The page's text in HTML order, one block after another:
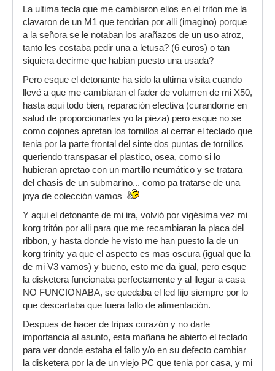
La ultima tecla que me cambiaron ellos en el triton me la
clavaron de un M1 que tendrian por alli (imagino) porque
a la señora se le notaban los arañazos de un uso atroz,
tanto les costaba pedir una a letusa? (6 euros) o tan
siquiera decirme que habian puesto una usada?
Pero esque el detonante ha sido la ultima visita cuando
llevé a que me cambiaran el fader de volumen de mi X50,
hasta aqui todo bien, reparación efectiva (curandome en
salud de proporcionarles yo la pieza) pero esque no se
como cojones apretan los tornillos al cerrar el teclado que
tenia por la parte frontal del sinte dos puntas de tornillos
queriendo transpasar el plastico, osea, como si lo
hubieran apretao con un martillo neumático y se tratara
del chasis de un submarino... como pa tratarse de una
joya de colección vamos
Y aqui el detonante de mi ira, volvió por vigésima vez mi
korg tritón por alli para que me recambiaran la placa del
ribbon, y hasta donde he visto me han puesto la de un
korg trinity ya que el aspecto es mas oscura (igual que la
de mi V3 vamos) y bueno, esto me da igual, pero esque
la disketera funcionaba perfectamente y al llegar a casa
NO FUNCIONABA, se quedaba el led fijo siempre por lo
que descartaba que fuera fallo de alimentación.
Despues de hacer de tripas corazón y no darle
importancia al asunto, esta mañana he abierto el teclado
para ver donde estaba el fallo y/o en su defecto cambiar
la disketera por la de un viejo PC que tenia por casa, y mi